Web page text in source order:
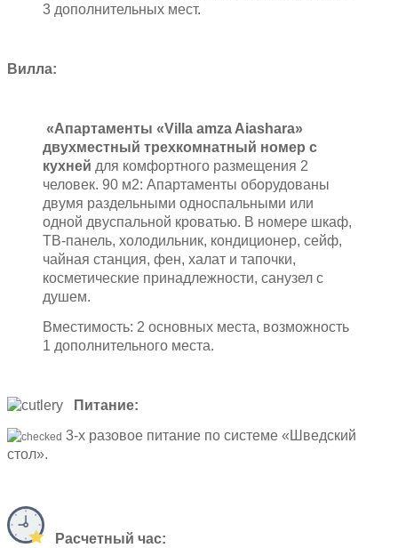
3 дополнительных мест.
Вилла:
«Апартаменты «Villa amza Aiashara»
двухместный трехкомнатный номер с
кухней для комфортного размещения 2
человек. 90 м2: Апартаменты оборудованы
двумя раздельными односпальными или
одной двуспальной кроватью. В номере шкаф,
ТВ-панель, холодильник, кондиционер, сейф,
чайная станция, фен, халат и тапочки,
косметические принадлежности, санузел с
душем.
Вместимость: 2 основных места, возможность
1 дополнительного места.
Питание:
3-х разовое питание по системе «Шведский
стол».
Расчетный час: